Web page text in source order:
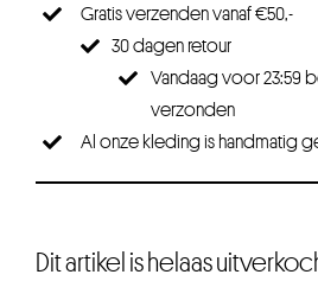
Gratis verzenden vanaf €50,-
30 dagen retour
Vandaag voor 23:59
verzonden
Al onze kleding is handmatig
Dit artikel is helaas